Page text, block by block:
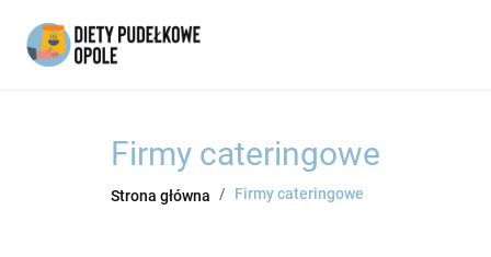
Firmy cateringowe
Strona główna Firmy cateringowe